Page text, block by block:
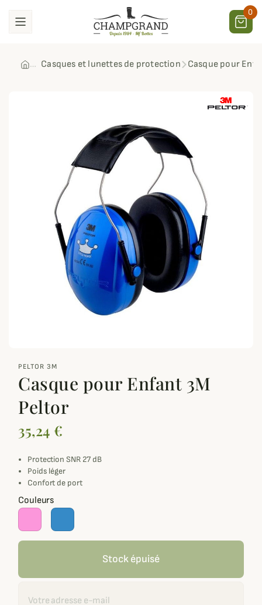
0
Casques et lunettes de protection Casque pour
PELTOR 3M
Casque pour Enfant 3M
Peltor
35,24 €
Protection SNR 27 dB
Poids léger
Confort de port
Couleurs
Stock épuisé